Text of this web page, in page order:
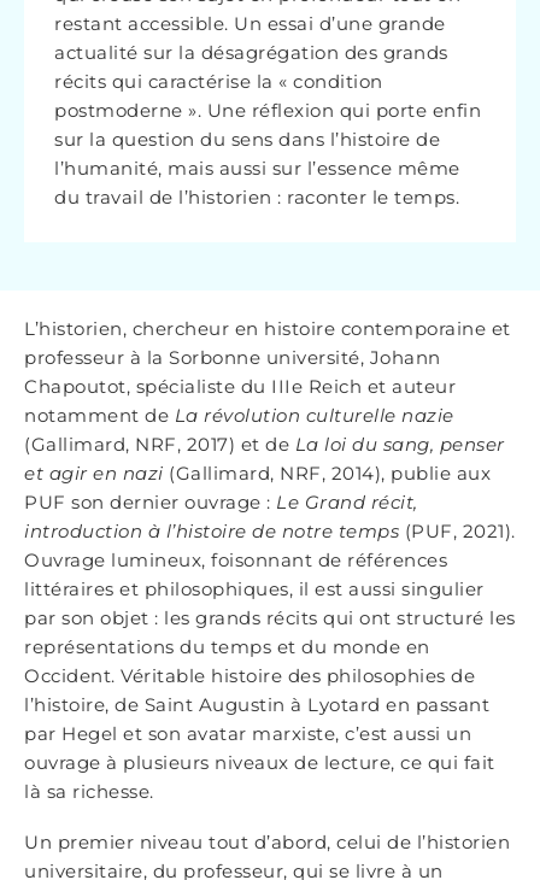
restant accessible. Un essai d’une grande
actualité sur la désagrégation des grands
récits qui caractérise la « condition
postmoderne ». Une réflexion qui porte enfin
sur la question du sens dans l’histoire de
l’humanité, mais aussi sur l’essence même
du travail de l’historien : raconter le temps.
L’historien, chercheur en histoire contemporaine et
professeur à la Sorbonne université, Johann
Chapoutot, spécialiste du IIIe Reich et auteur
notamment de La révolution culturelle nazie
(Gallimard, NRF, 2017) et de La loi du sang, penser
et agir en nazi (Gallimard, NRF, 2014), publie aux
PUF son dernier ouvrage : Le Grand récit,
introduction à l’histoire de notre temps (PUF, 2021).
Ouvrage lumineux, foisonnant de références
littéraires et philosophiques, il est aussi singulier
par son objet : les grands récits qui ont structuré les
représentations du temps et du monde en
Occident. Véritable histoire des philosophies de
l’histoire, de Saint Augustin à Lyotard en passant
par Hegel et son avatar marxiste, c’est aussi un
ouvrage à plusieurs niveaux de lecture, ce qui fait
là sa richesse.
Un premier niveau tout d’abord, celui de l’historien
universitaire, du professeur, qui se livre à un